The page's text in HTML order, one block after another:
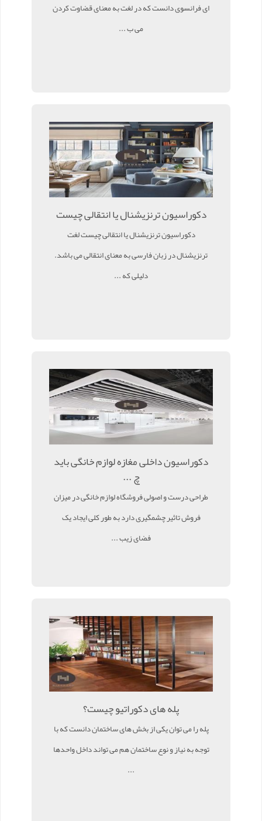
ای فرانسوی دانست که در لغت به معنای قضاوت کردن
می ب ...
دکوراسیون ترنزیشنال یا انتقالی چیست
دکوراسیون ترنزیشنال یا انتقالی چیست لغت
ترنزیشنال در زبان فارسی به معنای انتقالی می باشد.
دلیلی که ...
دکوراسیون داخلی مغازه لوازم خانگی باید
چ ...
طراحی درست و اصولی فروشگاه لوازم خانگی در میزان
فروش تاثیر چشمگیری دارد به طور کلی ایجاد یک
فضای زیب ...
پله های دکوراتیو چیست؟
پله را می توان یکی از بخش های ساختمان دانست که با
توجه به نیاز و نوع ساختمان هم می تواند داخل واحدها
...